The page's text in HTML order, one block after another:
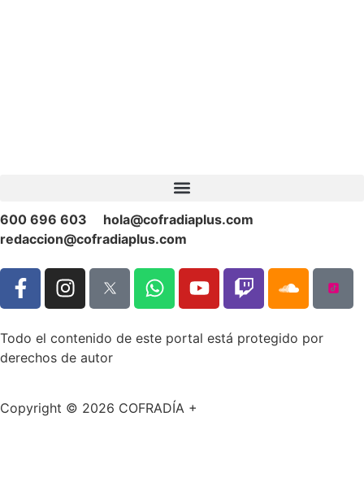
600 696 603
hola@cofradiaplus.com
redaccion@cofradiaplus.com
Todo el contenido de este portal está protegido por
derechos de autor
Copyright © 2026 COFRADÍA +